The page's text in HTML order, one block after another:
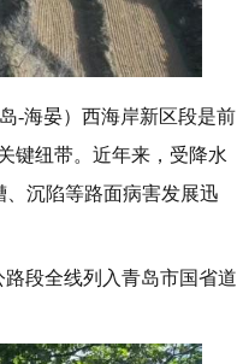
-海晏）西海岸新区段是前
键纽带。近年来，受降水
沉陷等路面病害发展迅
段全线列入青岛市国省道